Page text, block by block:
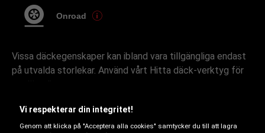
Onroad
Vissa däckegenskaper kan ibland vara tillgängliga endast
på utvalda storlekar. Använd vårt Hitta däck-verktyg för
Vi respekterar din integritet!
Genom att klicka på "Acceptera alla cookies" samtycker du till att lagra